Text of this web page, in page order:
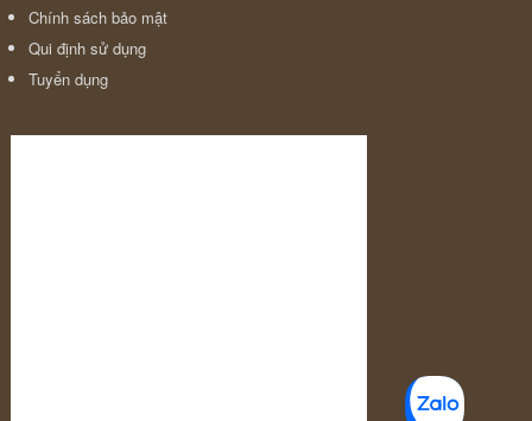
Chính sách bảo mật
Qui định sử dụng
Tuyển dụng